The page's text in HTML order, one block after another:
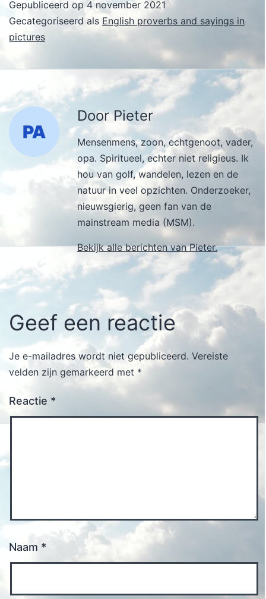
Gepubliceerd op 4 november 2021
Gecategoriseerd als English proverbs and sayings in
pictures
Door Pieter
Mensenmens, zoon, echtgenoot, vader,
opa. Spiritueel, echter niet religieus. Ik
hou van golf, wandelen, lezen en de
natuur in veel opzichten. Onderzoeker,
nieuwsgierig, geen fan van de
mainstream media (MSM).
Bekijk alle berichten van Pieter.
Geef een reactie
Je e-mailadres wordt niet gepubliceerd. Vereiste
velden zijn gemarkeerd met *
Reactie *
Naam *